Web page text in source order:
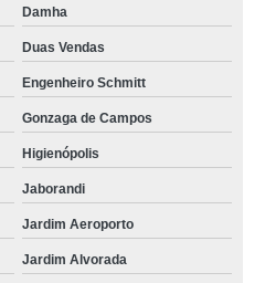
Damha
Duas Vendas
Engenheiro Schmitt
Gonzaga de Campos
Higienópolis
Jaborandi
Jardim Aeroporto
Jardim Alvorada